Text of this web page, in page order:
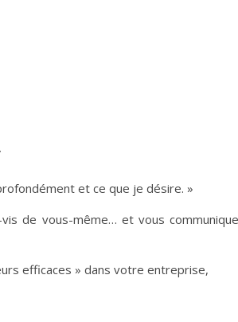
et ce que je désire. »
de vous-même… et vous
efficaces » dans votre entreprise,